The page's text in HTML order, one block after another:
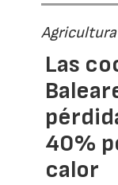
Las
40%
calor